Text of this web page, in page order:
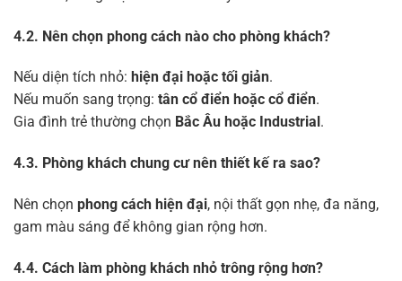
4.2. Nên chọn phong cách nào cho phòng khách?
Nếu diện tích nhỏ: hiện đại hoặc tối giản.
Nếu muốn sang trọng: tân cổ điển hoặc cổ điển.
Gia đình trẻ thường chọn Bắc Âu hoặc Industrial .
4.3. Phòng khách chung cư nên thiết kế ra sao?
Nên chọn phong cách hiện đại, nội thất gọn nhẹ, đa năng,
gam màu sáng để không gian rộng hơn.
4.4. Cách làm phòng khách nhỏ trông rộng hơn?